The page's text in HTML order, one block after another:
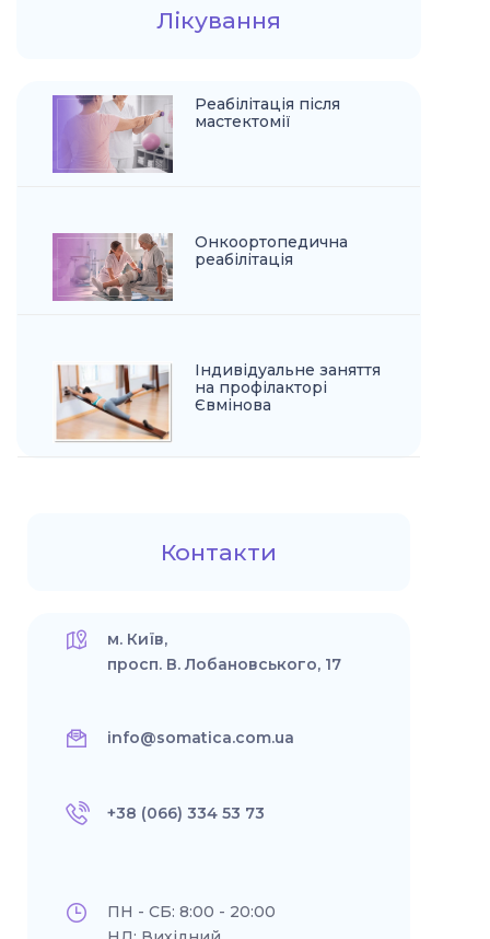
Лікування
Реабілітація після
мастектомії
Онкоортопедична
реабілітація
Індивідуальне заняття
на профілакторі
Євмінова
Контакти
м. Київ,
просп. В. Лобановського, 17
info@somatica.com.ua
+38 (066) 334 53 73
ПН - СБ: 8:00 - 20:00